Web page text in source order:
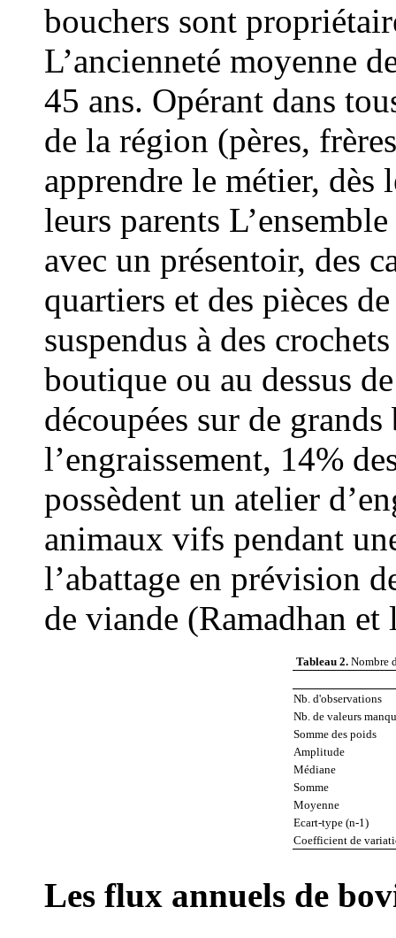
bouchers sont
L’ancienneté moyenne
45 ans. Opérant dans
de la région (pères,
apprendre le métier, dès
leurs parents
avec un présentoir, des
quartiers et des pièces
suspendus à des
boutique ou au dessus
découpées sur de
l’engraissement, 14%
possèdent un atelier
animaux vifs pendant
l’abattage en prévision
de viande (Ramadhan
Tableau 2. Nombre
Nb. d'observations
Nb. de valeurs
Somme des poids
Amplitude
Médiane
Somme
Moyenne
Ecart-type (n-1)
Coefficient de
Les flux annuels de